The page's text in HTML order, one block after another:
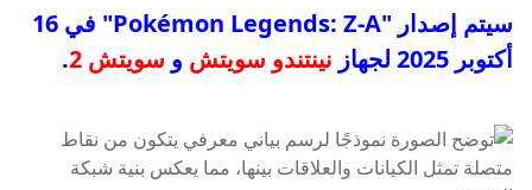
سيتم إصدار "Pokémon Legends: Z-A" في 16
أكتوبر 2025 لجهاز
نينتندو سويتش و سويتش 2 .